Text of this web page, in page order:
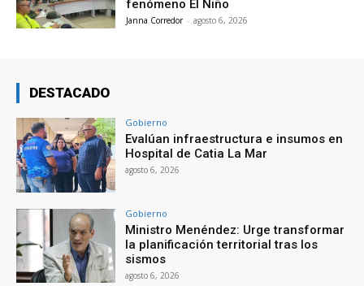
fenómeno El Niño
Janna Corredor - agosto 6, 2026
DESTACADO
Gobierno
Evalúan infraestructura e insumos en
Hospital de Catia La Mar
agosto 6, 2026
Gobierno
Ministro Menéndez: Urge transformar
la planificación territorial tras los
sismos
agosto 6, 2026